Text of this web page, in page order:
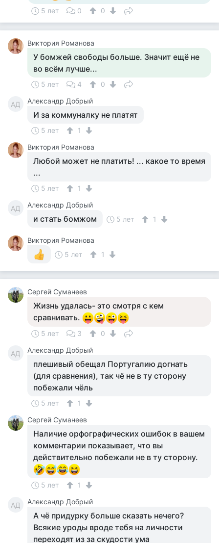
5 лет 0 0
Виктория Романова
У бомжей свободы больше. Значит ещё не
во всём лучше...
5 лет 4 0
АД Александр Добрый
И за коммуналку не платят
5 лет
1
Виктория Романова
Любой может не платить! ... какое то время
...
5 лет 1
АД Александр Добрый
и стать бомжом 5 лет 1
Виктория Романова
5 лет
1
Сергей Суманеев
Жизнь удалась- это смотря с кем
сравнивать.
5 лет 3 0
АД Александр Добрый
плешивый обещал Португалию догнать
(для сравнения), так чё не в ту сторону
побежали чёль
5 лет
1
Сергей Суманеев
Наличие орфографических ошибок в вашем
комментарии показывает, что вы
действительно побежали не в ту сторону.
5 лет 1
АД Александр Добрый
А чё придурку больше сказать нечего?
Всякие уроды вроде тебя на личности
переходят из за скудости ума